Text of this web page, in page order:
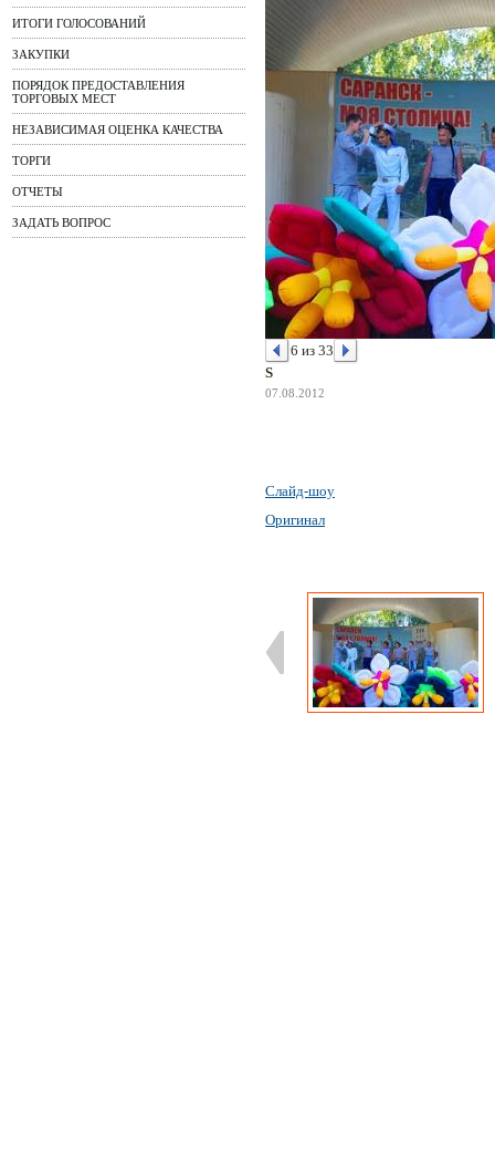
ИТОГИ ГОЛОСОВАНИЙ
ЗАКУПКИ
ПОРЯДОК ПРЕДОСТАВЛЕНИЯ
ТОРГОВЫХ МЕСТ
НЕЗАВИСИМАЯ ОЦЕНКА КАЧЕСТВА
ТОРГИ
ОТЧЕТЫ
ЗАДАТЬ ВОПРОС
6 из 33
S
07.08.2012
Слайд-шоу
Оригинал